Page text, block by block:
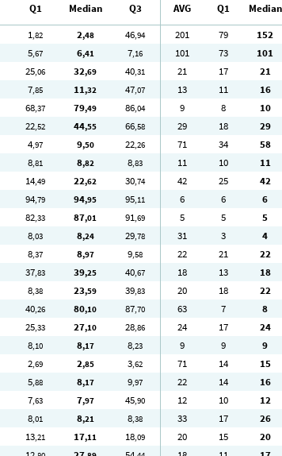
Q1 Median Q3 AVG Q1 Median
1,82 2,48 46,94 201 79 152
5,67 6,41 7,16 101 73 101
25,06 32,69 40,31 21 17 21
7,85 11,32 47,07 13 11 16
68,37 79,49 86,04 9 8 10
22,52 44,55 66,58 29 18 29
4,97 9,50 22,26 71 34 58
8,81 8,82 8,83 11 10 11
14,49 22,62 30,74 42 25 42
94,79 94,95 95,11 6 6 6
82,33 87,01 91,69 5 5 5
8,03 8,24 29,78 31 3 4
8,37 8,97 9,58 22 21 22
37,83 39,25 40,67 18 13 18
8,38 23,59 39,83 20 18 22
40,26 80,10 87,70 63 7 8
25,33 27,10 28,86 24 17 24
8,10 8,17 8,23 9 9 9
2,69 2,85 3,62 71 14 15
5,88 8,17 9,97 22 14 16
7,63 7,97 45,90 12 10 12
8,01 8,21 8,38 33 17 26
13,21 17,11 18,09 20 15 20